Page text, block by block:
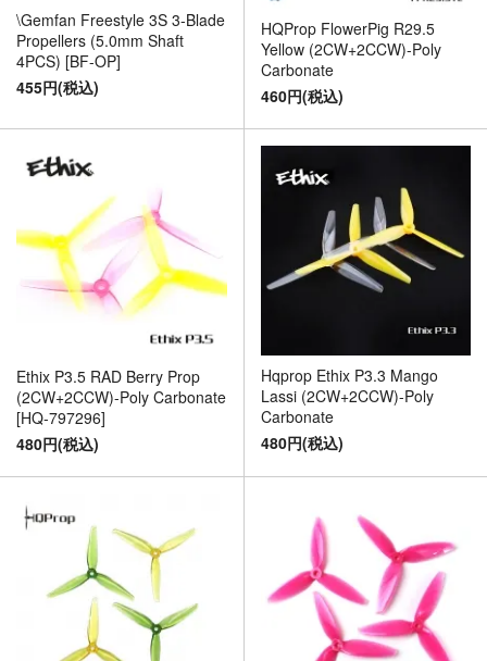
\Gemfan Freestyle 3S 3-Blade
Propellers (5.0mm Shaft
4PCS) [BF-OP]
455円(税込)
HQProp FlowerPig R29.5
Yellow (2CW+2CCW)-Poly
Carbonate
460円(税込)
Ethix P3.5 RAD Berry Prop
(2CW+2CCW)-Poly Carbonate
[HQ-797296]
480円(税込)
Hqprop Ethix P3.3 Mango
Lassi (2CW+2CCW)-Poly
Carbonate
480円(税込)